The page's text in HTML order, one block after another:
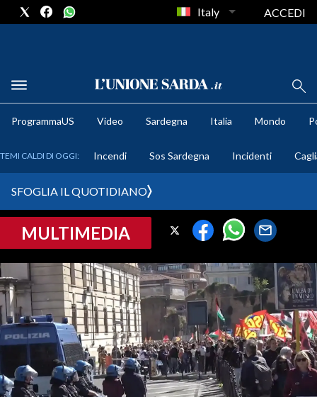
METEO
CRONACA SARDEGNA
PROVINCIA DI CAGLIARI
SULCIS IGLESIENTE
MEDIO CAMPIDANO
ORISTANO E PROVINCIA
SASSARI E PROVINCIA
GALLURA
Italy ACCEDI
ProgrammaUS Video Sardegna Italia Mondo
TEMI CALDI DI OGGI: Incendi Sos Sardegna Incidenti
SFOGLIA IL QUOTIDIANO
MULTIMEDIA